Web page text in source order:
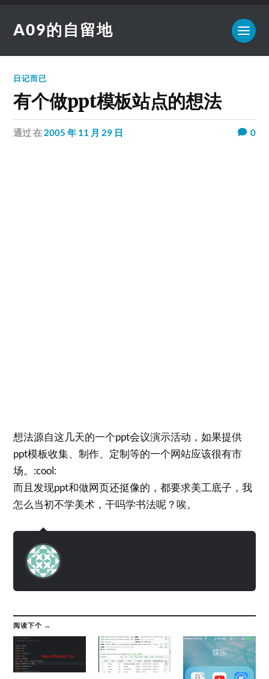
A09的自留地
日记而已
有个做ppt模板站点的想法
通过在 2005 年 11 月 29 日 0
想法源自这几天的一个ppt会议演示活动，如果提供
ppt模板收集、制作、定制等的一个网站应该很有市
场。:cool:
而且发现ppt和做网页还挺像的，都要求美工底子，我
怎么当初不学美术，干吗学书法呢？唉。
阅读下个 →